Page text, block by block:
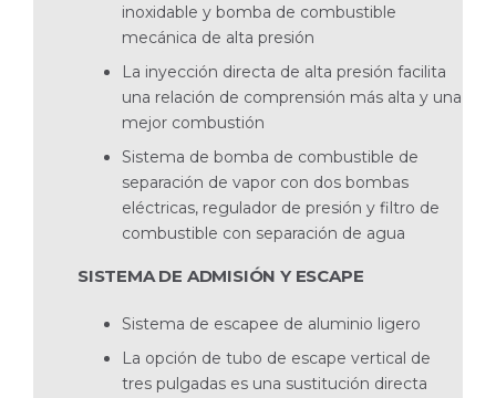
inoxidable y bomba de combustible
mecánica de alta presión
La inyección directa de alta presión facilita
una relación de comprensión más alta y una
mejor combustión
Sistema de bomba de combustible de
separación de vapor con dos bombas
eléctricas, regulador de presión y filtro de
combustible con separación de agua
SISTEMA DE ADMISIÓN Y ESCAPE
Sistema de escapee de aluminio ligero
La opción de tubo de escape vertical de
tres pulgadas es una sustitución directa